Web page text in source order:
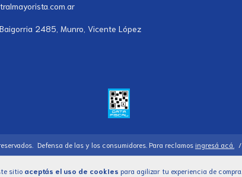
sitio aceptás el uso de cookies para agilizar tu experiencia de compra.
2485, Munro, Vicente López
Defensa de las y los consumidores. Para reclamos ingresá acá. /